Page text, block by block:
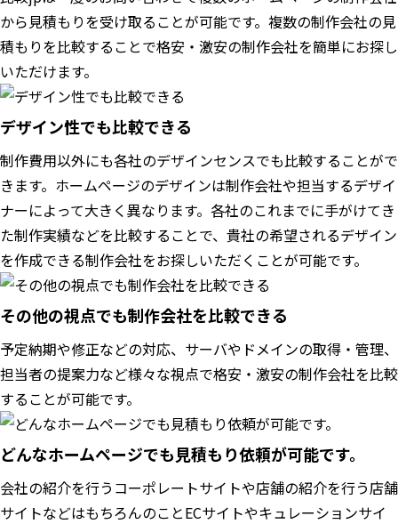
から見積もりを受け取ることが可能です。複数の制作会社の見
積もりを比較することで格安・激安の制作会社を簡単にお探し
いただけます。
デザイン性でも比較できる
制作費用以外にも各社のデザインセンスでも比較することがで
きます。ホームページのデザインは制作会社や担当するデザイ
ナーによって大きく異なります。各社のこれまでに手がけてき
た制作実績などを比較することで、貴社の希望されるデザイン
を作成できる制作会社をお探しいただくことが可能です。
その他の視点でも制作会社を比較できる
予定納期や修正などの対応、サーバやドメインの取得・管理、
担当者の提案力など様々な視点で格安・激安の制作会社を比較
することが可能です。
どんなホームページでも見積もり依頼が可能です。
会社の紹介を行うコーポレートサイトや店舗の紹介を行う店舗
サイトなどはもちろんのことECサイトやキュレーションサイ